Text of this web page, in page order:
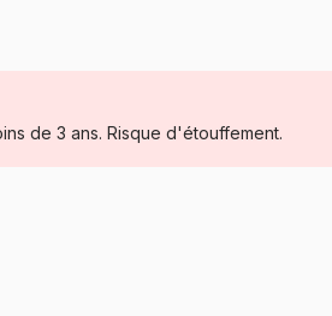
Puzzle pour Adultes (500 à 48.000
de 3 ans. Risque d'étouffement.